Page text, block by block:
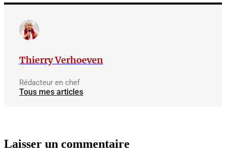
Thierry Verhoeven
Rédacteur en chef
Tous mes articles
Laisser un commentaire